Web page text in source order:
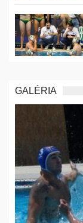
GALÉRIA